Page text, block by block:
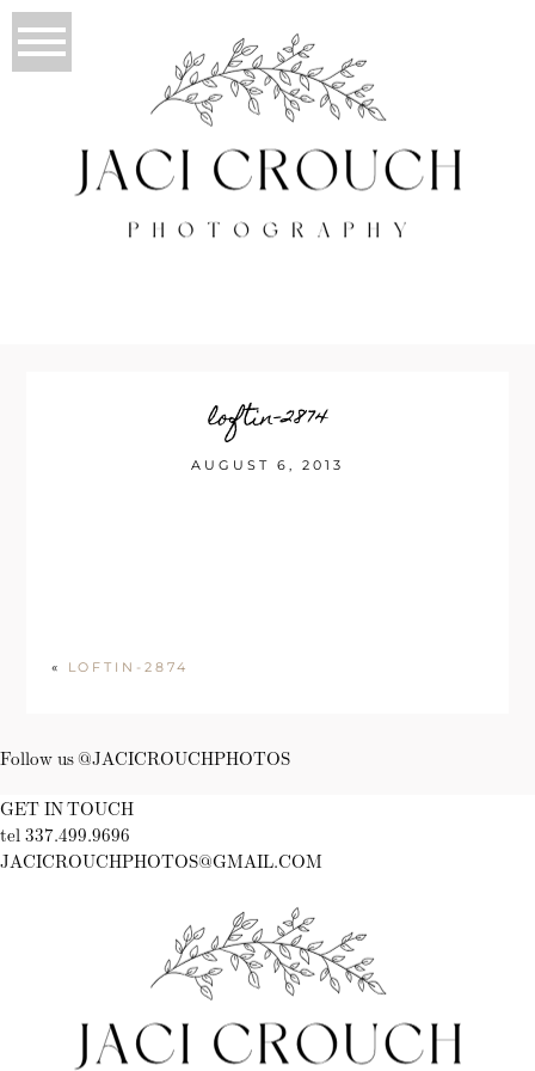
loftin-2874
AUGUST 6, 2013
« LOFTIN-2874
Follow us @JACICROUCHPHOTOS
GET IN TOUCH
tel 337.499.9696
JACICROUCHPHOTOS@GMAIL.COM